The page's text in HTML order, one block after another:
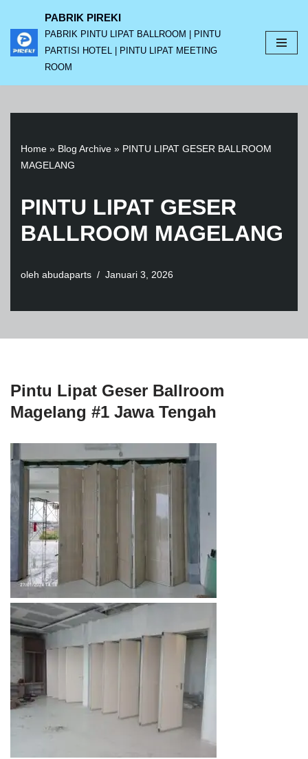
Lompat
ke
PABRIK PIREKI
PABRIK PINTU LIPAT BALLROOM | PINTU
PARTISI HOTEL | PINTU LIPAT MEETING
ROOM
Home » Blog Archive » PINTU LIPAT GESER BALLROOM
MAGELANG
PINTU LIPAT GESER
BALLROOM MAGELANG
oleh abudaparts Januari 3, 2026
Pintu Lipat Geser Ballroom
Magelang #1 Jawa Tengah